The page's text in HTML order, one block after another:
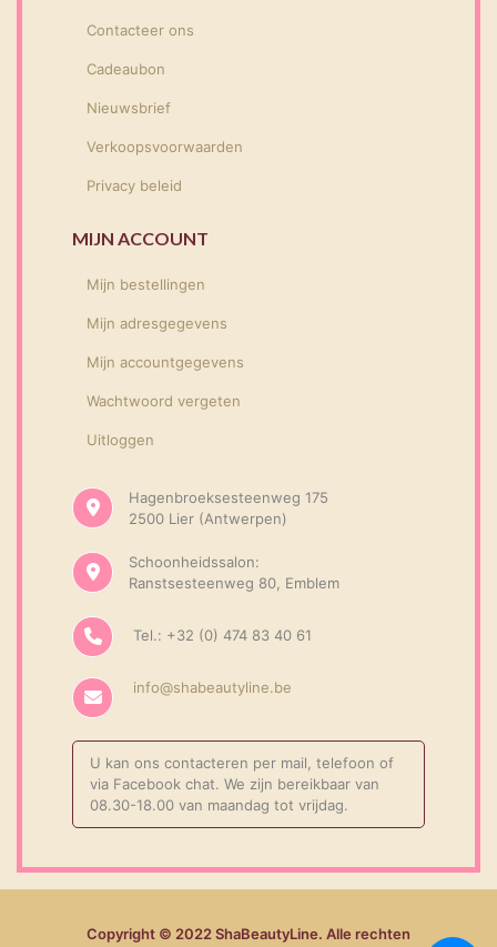
Contacteer ons
Cadeaubon
Nieuwsbrief
Verkoopsvoorwaarden
Privacy beleid
MIJN ACCOUNT
Mijn bestellingen
Mijn adresgegevens
Mijn accountgegevens
Wachtwoord vergeten
Uitloggen
Hagenbroeksesteenweg 175
2500 Lier (Antwerpen)
Schoonheidssalon:
Ranstsesteenweg 80, Emblem
Tel.: +32 (0) 474 83 40 61
info@shabeautyline.be
U kan ons contacteren per mail, telefoon of
via Facebook chat. We zijn bereikbaar van
08.30-18.00 van maandag tot vrijdag.
Copyright © 2022 ShaBeautyLine. Alle rechten